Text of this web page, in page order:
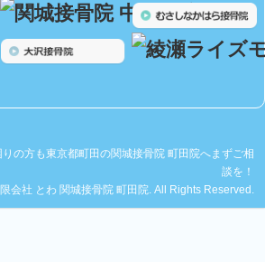
の方も東京都町田の関城接骨院 町田院へまずご相
談を！
会社 とわ 関城接骨院 町田院. All Rights Reserved.